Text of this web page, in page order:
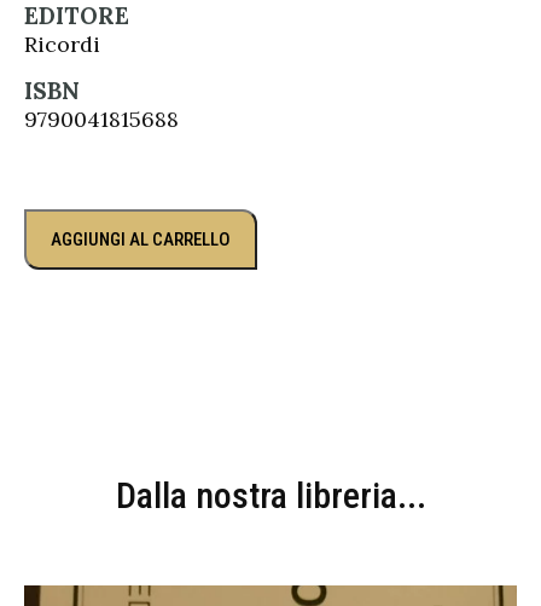
EDITORE
Ricordi
ISBN
9790041815688
AGGIUNGI AL CARRELLO
Dalla nostra libreria...